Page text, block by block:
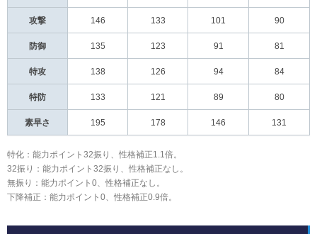
攻撃 146 133 101 90
防御 135 123 91 81
特攻 138 126 94 84
特防 133 121 89 80
素早さ 195 178 146 131
特化：能力ポイント32振り、性格補正1.1倍。
32振り：能力ポイント32振り、性格補正なし。
無振り：能力ポイント0、性格補正なし。
下降補正：能力ポイント0、性格補正0.9倍。